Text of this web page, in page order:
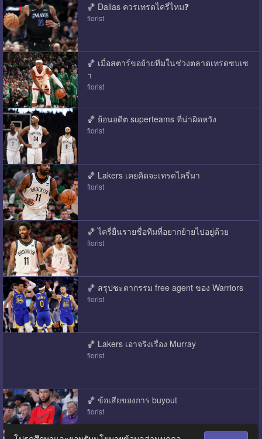
🏀 Dallas ควรเทรดไครี่ไหม❓
florist
🏀 เมื่อสตาร์ขอย้ายทีมในช่วงตลาดเทรดซบเซ
า
florist
🏀 ย้อนอดีต superteams ที่น่าผิดหวัง
florist
🏀 Lakers เคยคิดจะเทรดไครี่มา
florist
🏀 ไครี่ยื่นรายชื่อทีมที่อยากย้ายไปอยู่ด้วย
florist
🏀 สรุปชะตากรรม free agent ของ Warriors
florist
🏀 Lakers เอาจริงเรื่อง Murray
florist
🏀 ข้อเสียของการ buyout
florist